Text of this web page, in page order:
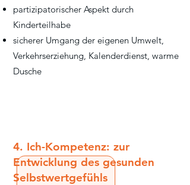
partizipatorischer Aspekt durch
Kinderteilhabe
sicherer Umgang der eigenen Umwelt,
Verkehrserziehung, Kalenderdienst, warme
Dusche
4. Ich-Kompetenz: zur
Entwicklung des gesunden
Selbstwertgefühls